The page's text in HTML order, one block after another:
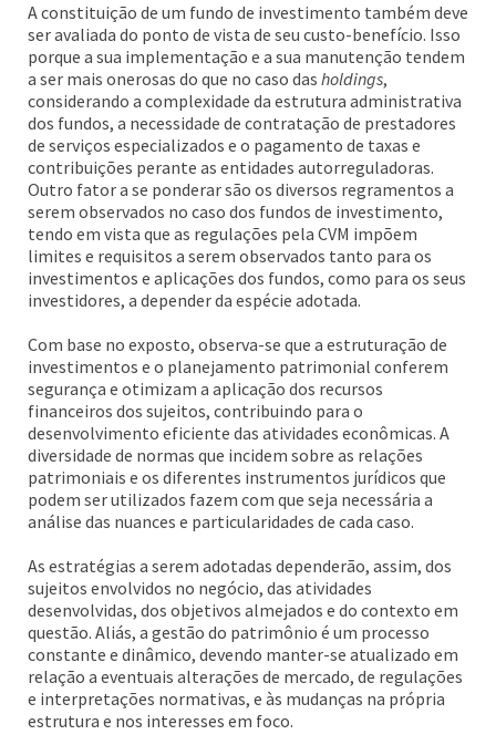
A constituição de um fundo de investimento também deve
ser avaliada do ponto de vista de seu custo-benefício. Isso
porque a sua implementação e a sua manutenção tendem
a ser mais onerosas do que no caso das holdings,
considerando a complexidade da estrutura administrativa
dos fundos, a necessidade de contratação de prestadores
de serviços especializados e o pagamento de taxas e
contribuições perante as entidades autorreguladoras.
Outro fator a se ponderar são os diversos regramentos a
serem observados no caso dos fundos de investimento,
tendo em vista que as regulações pela CVM impõem
limites e requisitos a serem observados tanto para os
investimentos e aplicações dos fundos, como para os seus
investidores, a depender da espécie adotada.
Com base no exposto, observa-se que a estruturação de
investimentos e o planejamento patrimonial conferem
segurança e otimizam a aplicação dos recursos
financeiros dos sujeitos, contribuindo para o
desenvolvimento eficiente das atividades econômicas. A
diversidade de normas que incidem sobre as relações
patrimoniais e os diferentes instrumentos jurídicos que
podem ser utilizados fazem com que seja necessária a
análise das nuances e particularidades de cada caso.
As estratégias a serem adotadas dependerão, assim, dos
sujeitos envolvidos no negócio, das atividades
desenvolvidas, dos objetivos almejados e do contexto em
questão. Aliás, a gestão do patrimônio é um processo
constante e dinâmico, devendo manter-se atualizado em
relação a eventuais alterações de mercado, de regulações
e interpretações normativas, e às mudanças na própria
estrutura e nos interesses em foco.